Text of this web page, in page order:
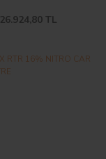
26.924,80 TL